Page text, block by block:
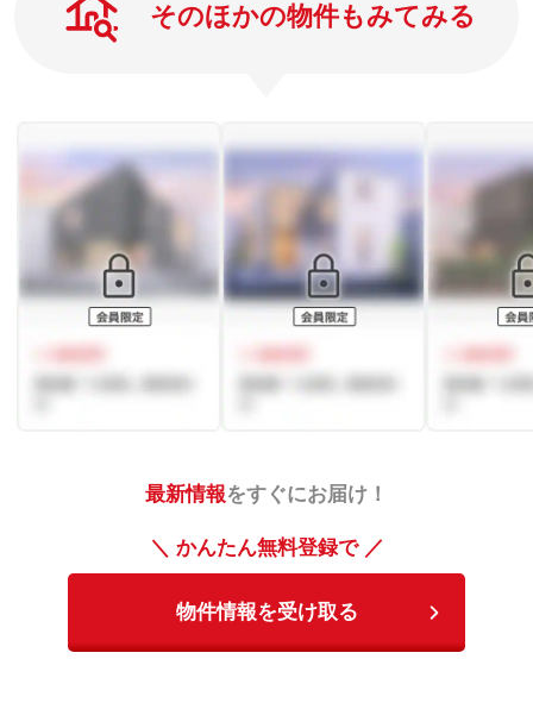
そのほかの物件もみてみる
最新情報をすぐにお届け！
＼ かんたん無料登録で ／
物件情報を受け取る